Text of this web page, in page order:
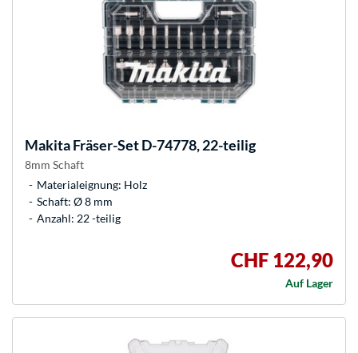
MakitaFräser-Set D-74778, 22-teilig
8mm Schaft
Materialeignung: Holz
Schaft: Ø 8 mm
Anzahl: 22 -teilig
CHF 122,90
Auf Lager